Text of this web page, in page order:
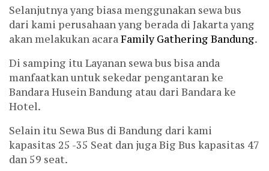
Selanjutnya yang biasa menggunakan sewa bus
dari kami perusahaan yang berada di Jakarta yang
akan melakukan acaraFamily Gathering Bandung.
Di samping itu Layanan sewa bus bisa anda
manfaatkan untuk sekedar pengantaran ke
Bandara Husein Bandung atau dari Bandara ke
Hotel.
Selain itu Sewa Bus di Bandung dari kami
kapasitas 25 -35 Seat dan juga Big Bus kapasitas 47
dan 59 seat.